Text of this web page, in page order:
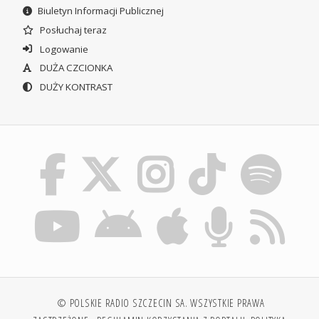
Biuletyn Informacji Publicznej
Posłuchaj teraz
Logowanie
DUŻA CZCIONKA
DUŻY KONTRAST
© POLSKIE RADIO SZCZECIN SA. WSZYSTKIE PRAWA